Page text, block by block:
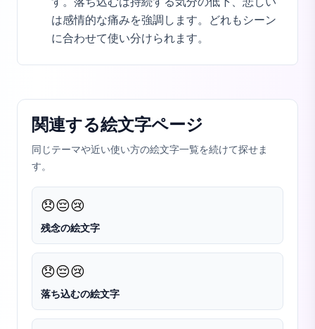
は感情的な痛みを強調します。どれもシーン
に合わせて使い分けられます。
関連する絵文字ページ
同じテーマや近い使い方の絵文字一覧を続けて探せま
す。
😞😔😢
残念の絵文字
😞😔😢
落ち込むの絵文字